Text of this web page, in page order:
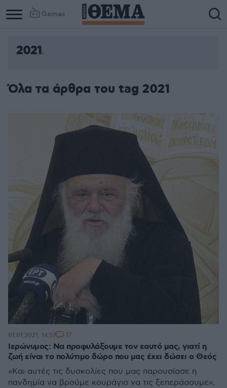
Games
2021
Όλα τα άρθρα του tag 2021
Ιερώνυμος: Να προφυλάξουμε τον εαυτό μας, γιατί η
ζωή είναι το πολύτιμο δώρο που μας έχει δώσει ο Θεός
«Και αυτές τις δυσκολίες που μας παρουσίασε η
πανδημία να βρούμε κουράγιο να τις ξεπεράσουμε»,
01.01.2021, 14:57 17